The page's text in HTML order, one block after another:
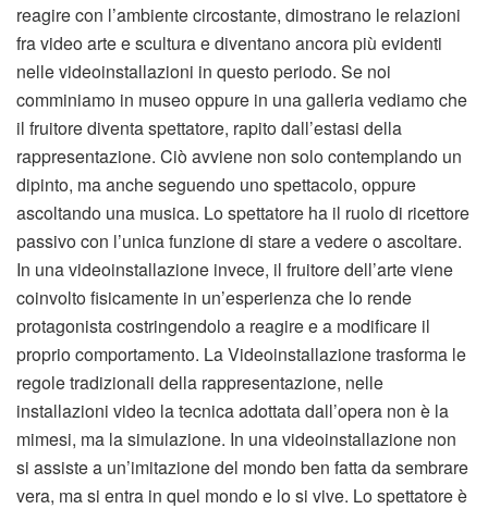
reagire con l’ambiente circostante, dimostrano le relazioni
fra video arte e scultura e diventano ancora più evidenti
nelle videoinstallazioni in questo periodo. Se noi
comminiamo in museo oppure in una galleria vediamo che
il fruitore diventa spettatore, rapito dall’estasi della
rappresentazione. Ciò avviene non solo contemplando un
dipinto, ma anche seguendo uno spettacolo, oppure
ascoltando una musica. Lo spettatore ha il ruolo di ricettore
passivo con l’unica funzione di stare a vedere o ascoltare.
In una videoinstallazione invece, il fruitore dell’arte viene
coinvolto fisicamente in un’esperienza che lo rende
protagonista costringendolo a reagire e a modificare il
proprio comportamento. La Videoinstallazione trasforma le
regole tradizionali della rappresentazione, nelle
installazioni video la tecnica adottata dall’opera non è la
mimesi, ma la simulazione. In una videoinstallazione non
si assiste a un’imitazione del mondo ben fatta da sembrare
vera, ma si entra in quel mondo e lo si vive. Lo spettatore è